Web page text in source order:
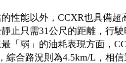
性能以外，CCXR也具備超
止只需31公尺的距離，行
「弱」的油耗表現方面，
綜合路況則為4.5km/L，相